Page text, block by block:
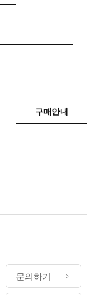
구매안내
문의하기